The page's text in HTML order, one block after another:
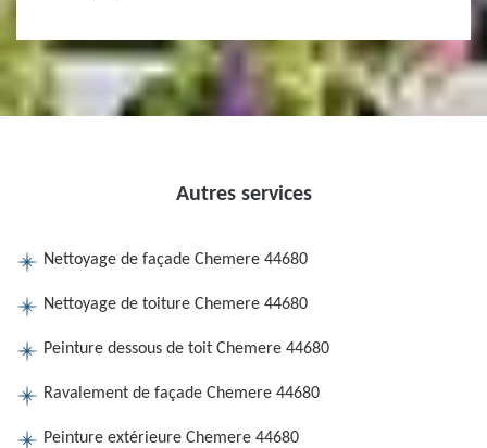
Autres services
Nettoyage de façade Chemere 44680
Nettoyage de toiture Chemere 44680
Peinture dessous de toit Chemere 44680
Ravalement de façade Chemere 44680
Peinture extérieure Chemere 44680